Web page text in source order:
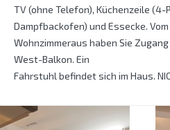
TV (ohne Telefon), Küchenzeile
Dampfbackofen) und Essecke. Vom
Wohnzimmeraus haben Sie
West-Balkon. Ein
Fahrstuhl befindet sich im Haus.